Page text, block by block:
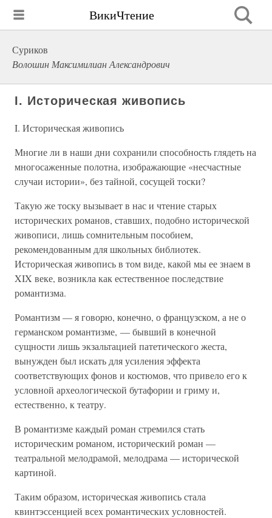
ВикиЧтение
Суриков
Волошин Максимилиан Александрович
I. Историческая живопись
I. Историческая живопись
Многие ли в наши дни сохранили способность глядеть на
многосаженные полотна, изображающие «несчастные
случаи истории», без тайной, сосущей тоски?
Такую же тоску вызывает в нас и чтение старых
исторических романов, ставших, подобно исторической
живописи, лишь сомнительным пособием,
рекомендованным для школьных библиотек.
Историческая живопись в том виде, какой мы ее знаем в
XIX веке, возникла как естественное последствие
романтизма.
Романтизм — я говорю, конечно, о французском, а не о
германском романтизме, — бывший в конечной
сущности лишь экзальтацией патетического жеста,
вынужден был искать для усиления эффекта
соответствующих фонов и костюмов, что привело его к
условной археологической бутафории и гриму и,
естественно, к театру.
В романтизме каждый роман стремился стать
историческим романом, исторический роман —
театральной мелодрамой, мелодрама — исторической
картиной.
Таким образом, историческая живопись стала
квинтэссенцией всех романтических условностей.